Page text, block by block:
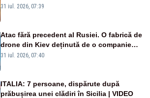
de grade, iar nopțile devin tropicale
31 iul. 2026, 07:39
Atac fără precedent al Rusiei. O fabrică de
drone din Kiev deținută de o companie
americană, distrusă de o rachetă
31 iul. 2026, 07:40
ITALIA: 7 persoane, dispărute după
prăbușirea unei clădiri în Sicilia | VIDEO